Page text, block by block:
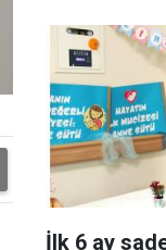
İlk 6 ay